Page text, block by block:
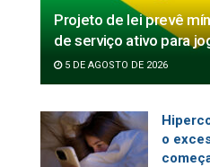
Projeto de lei prevê
de serviço ativo para
5 DE AGOSTO DE 2026
o